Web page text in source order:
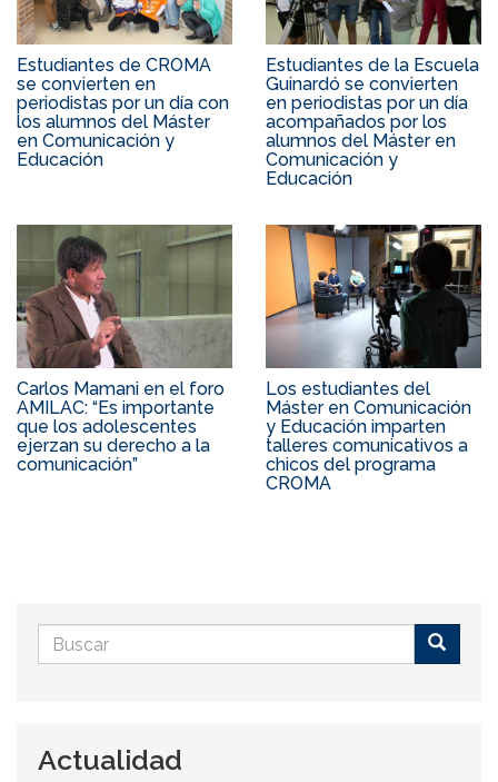
Estudiantes de CROMA
se convierten en
periodistas por un día con
los alumnos del Máster
en Comunicación y
Educación
Estudiantes de la Escuela
Guinardó se convierten
en periodistas por un día
acompañados por los
alumnos del Máster en
Comunicación y
Educación
Carlos Mamani en el foro
AMILAC: “Es importante
que los adolescentes
ejerzan su derecho a la
comunicación”
Los estudiantes del
Máster en Comunicación
y Educación imparten
talleres comunicativos a
chicos del programa
CROMA
Formulario
de
Actualidad